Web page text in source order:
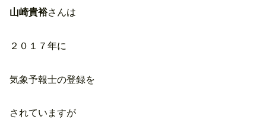
山崎貴裕さんは
２０１７年に
気象予報士の登録を
されていますが